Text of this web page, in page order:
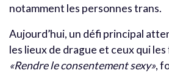
notamment les personnes trans.
Aujourd’hui, un défi principal
les lieux de drague et ceux qui
«Rendre le consentement sexy»,